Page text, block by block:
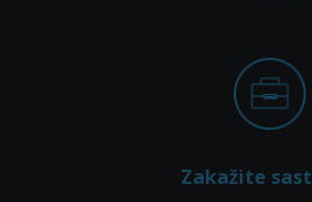
Zakažite